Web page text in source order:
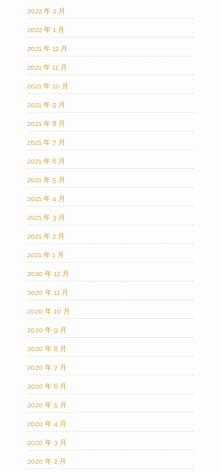
2022 年 2 月
2022 年 1 月
2021 年 12 月
2021 年 11 月
2021 年 10 月
2021 年 9 月
2021 年 8 月
2021 年 7 月
2021 年 6 月
2021 年 5 月
2021 年 4 月
2021 年 3 月
2021 年 2 月
2021 年 1 月
2020 年 12 月
2020 年 11 月
2020 年 10 月
2020 年 9 月
2020 年 8 月
2020 年 7 月
2020 年 6 月
2020 年 5 月
2020 年 4 月
2020 年 3 月
2020 年 2 月